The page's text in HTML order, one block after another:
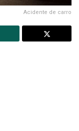
Acidente de carro